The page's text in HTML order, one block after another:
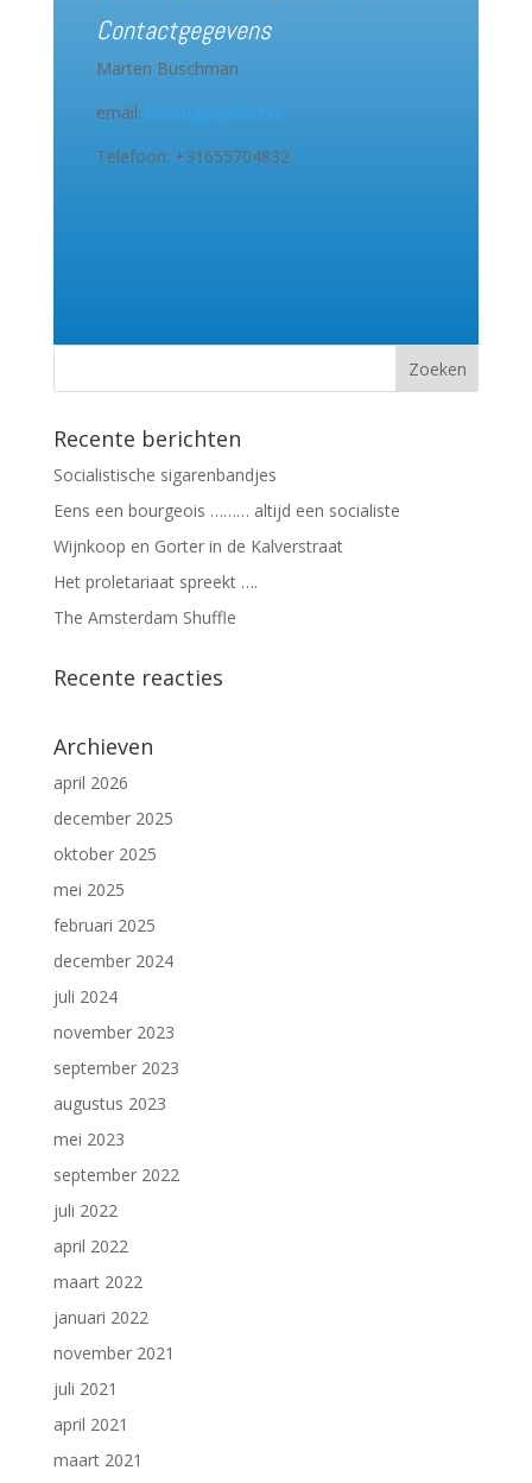
Contactgegevens
Marten Buschman
email: buschges@bart.nl
Telefoon: +31655704832
Recente berichten
Socialistische sigarenbandjes
Eens een bourgeois ……… altijd een socialiste
Wijnkoop en Gorter in de Kalverstraat
Het proletariaat spreekt ….
The Amsterdam Shuffle
Recente reacties
Archieven
april 2026
december 2025
oktober 2025
mei 2025
februari 2025
december 2024
juli 2024
november 2023
september 2023
augustus 2023
mei 2023
september 2022
juli 2022
april 2022
maart 2022
januari 2022
november 2021
juli 2021
april 2021
maart 2021